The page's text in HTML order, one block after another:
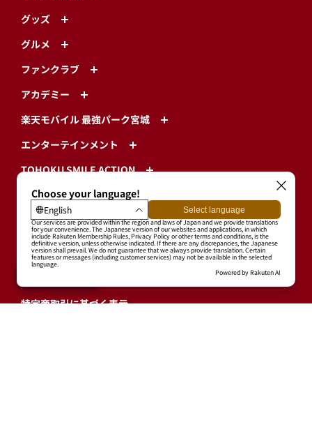
グッズ
グルメ
ファンクラブ
アカデミー
楽天モバイル 最強パーク宮城
エンターテインメント
TOHOKU SMILE ACTION
CSR
球団情報
プライバシーポリシー
特定商取引に基づく表示